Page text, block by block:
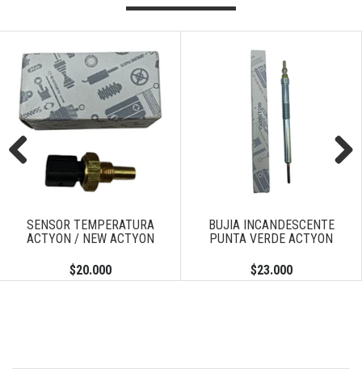
SENSOR TEMPERATURA
ACTYON / NEW ACTYON
$20.000
BUJIA INCANDESCENTE
PUNTA VERDE ACTYON
$23.000
Previous